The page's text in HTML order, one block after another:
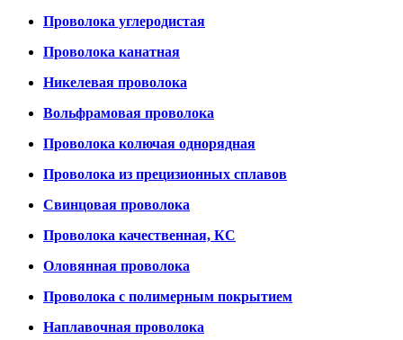
Проволока углеродистая
Проволока канатная
Никелевая проволока
Вольфрамовая проволока
Проволока колючая однорядная
Проволока из прецизионных сплавов
Свинцовая проволока
Проволока качественная, КС
Оловянная проволока
Проволока с полимерным покрытием
Наплавочная проволока